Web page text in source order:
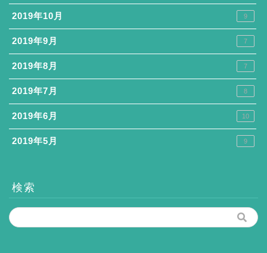
2019年10月 9
2019年9月 7
2019年8月 7
2019年7月 8
2019年6月 10
2019年5月 9
検索